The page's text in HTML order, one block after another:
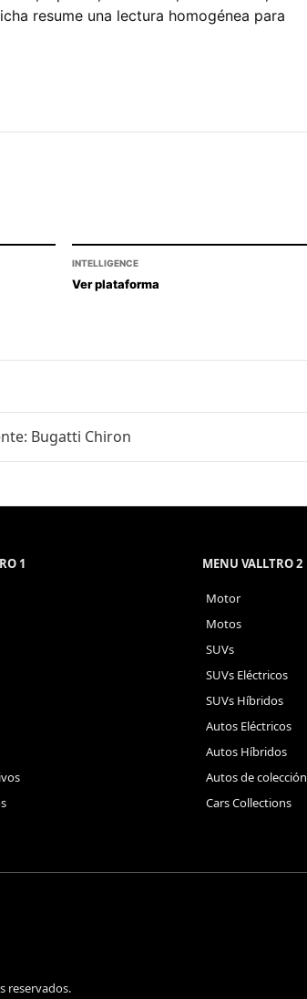
resume una lectura homogénea para
INTELLIGENCE
Ver plataforma
Bugatti Chiron
1 MENU VALLTRO 2
Motor
Motos
SUVs
SUVs Eléctricos
SUVs Híbridos
Autos Eléctricos
Autos Híbridos
Autos de colección
Cars Collections
reservados.